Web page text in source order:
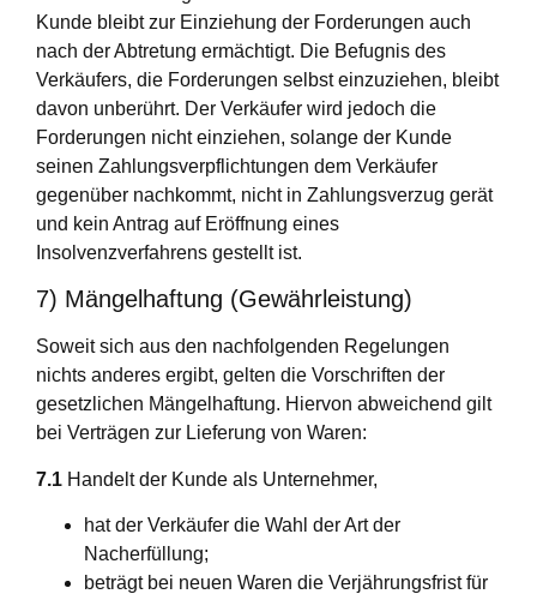
Kunde bleibt zur Einziehung der Forderungen auch
nach der Abtretung ermächtigt. Die Befugnis des
Verkäufers, die Forderungen selbst einzuziehen, bleibt
davon unberührt. Der Verkäufer wird jedoch die
Forderungen nicht einziehen, solange der Kunde
seinen Zahlungsverpflichtungen dem Verkäufer
gegenüber nachkommt, nicht in Zahlungsverzug gerät
und kein Antrag auf Eröffnung eines
Insolvenzverfahrens gestellt ist.
7) Mängelhaftung (Gewährleistung)
Soweit sich aus den nachfolgenden Regelungen
nichts anderes ergibt, gelten die Vorschriften der
gesetzlichen Mängelhaftung. Hiervon abweichend gilt
bei Verträgen zur Lieferung von Waren:
7.1 Handelt der Kunde als Unternehmer,
hat der Verkäufer die Wahl der Art der
Nacherfüllung;
beträgt bei neuen Waren die Verjährungsfrist für